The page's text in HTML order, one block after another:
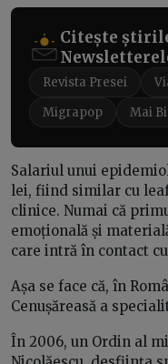
Citește
Revista Presei
Migrapop
Mai
Salariul unui
lei, fiind similar cu
clinice. Numai că
emoțională și
care intră în contact
Așa se face că, în
Cenușăreasă a
În 2006, un Ordin al